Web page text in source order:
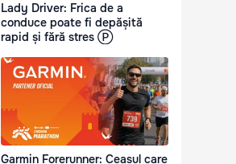
Lady Driver: Frica de a
conduce poate fi depășită
rapid și fără stres Ⓟ
Garmin Forerunner: Ceasul care